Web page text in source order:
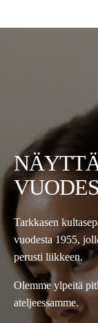
Tarkkasen
vuodesta 1955,
perusti liikkeen.
Olemme ylpeitä
ateljeessamme.